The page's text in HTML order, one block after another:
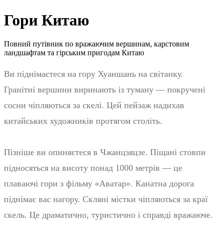
Гори Китаю
Повний путівник по вражаючим вершинам, карстовим
ландшафтам та гірським пригодам Китаю
Ви піднімаєтеся на гору Хуаншань на світанку.
Гранітні вершини виринають із туману — покручені
сосни чіпляються за скелі. Цей пейзаж надихав
китайських художників протягом століть.
Пізніше ви опиняєтеся в Чжанцзяцзе. Піщані стовпи
підносяться на висоту понад 1000 метрів — це
плаваючі гори з фільму «Аватар». Канатна дорога
піднімає вас нагору. Скляні містки чіпляються за краї
скель. Це драматично, туристично і справді вражаюче.